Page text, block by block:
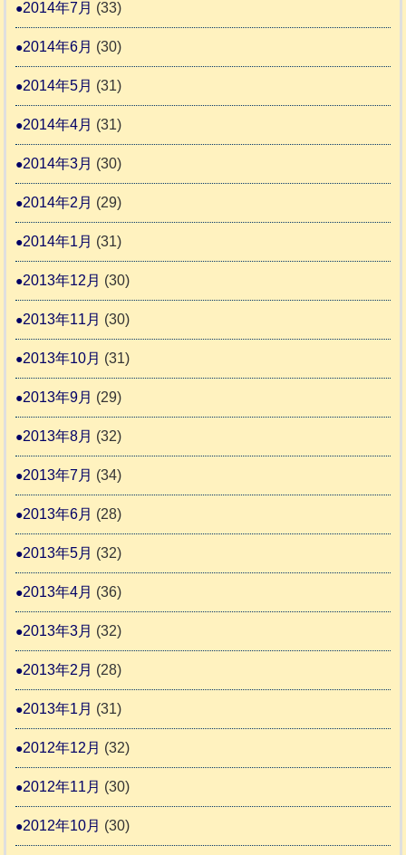
2014年7月 (33)
2014年6月 (30)
2014年5月 (31)
2014年4月 (31)
2014年3月 (30)
2014年2月 (29)
2014年1月 (31)
2013年12月 (30)
2013年11月 (30)
2013年10月 (31)
2013年9月 (29)
2013年8月 (32)
2013年7月 (34)
2013年6月 (28)
2013年5月 (32)
2013年4月 (36)
2013年3月 (32)
2013年2月 (28)
2013年1月 (31)
2012年12月 (32)
2012年11月 (30)
2012年10月 (30)